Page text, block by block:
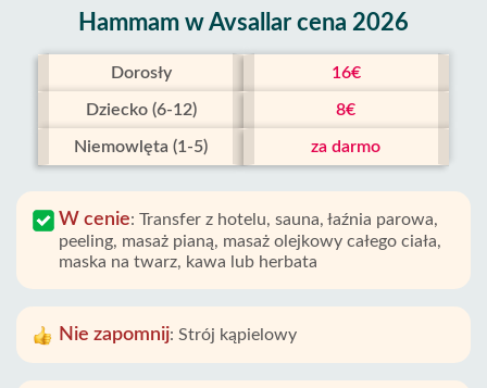
Hammam w Avsallar cena 2026
Dorosły 16€
Dziecko (6-12) 8€
Niemowlęta (1-5) za darmo
W cenie: Transfer z hotelu, sauna, łaźnia parowa,
peeling, masaż pianą, masaż olejkowy całego ciała,
maska ​​na twarz, kawa lub herbata
Nie zapomnij: Strój kąpielowy